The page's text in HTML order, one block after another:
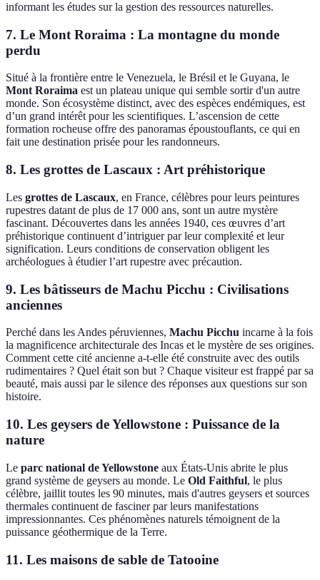
informant les études sur la gestion des ressources naturelles.
7. Le Mont Roraima : La montagne du monde
perdu
Situé à la frontière entre le Venezuela, le Brésil et le Guyana, le
Mont Roraima est un plateau unique qui semble sortir d'un autre
monde. Son écosystème distinct, avec des espèces endémiques, est
d’un grand intérêt pour les scientifiques. L’ascension de cette
formation rocheuse offre des panoramas époustouflants, ce qui en
fait une destination prisée pour les randonneurs.
8. Les grottes de Lascaux : Art préhistorique
Les grottes de Lascaux, en France, célèbres pour leurs peintures
rupestres datant de plus de 17 000 ans, sont un autre mystère
fascinant. Découvertes dans les années 1940, ces œuvres d’art
préhistorique continuent d’intriguer par leur complexité et leur
signification. Leurs conditions de conservation obligent les
archéologues à étudier l’art rupestre avec précaution.
9. Les bâtisseurs de Machu Picchu : Civilisations
anciennes
Perché dans les Andes péruviennes, Machu Picchu incarne à la fois
la magnificence architecturale des Incas et le mystère de ses origines.
Comment cette cité ancienne a-t-elle été construite avec des outils
rudimentaires ? Quel était son but ? Chaque visiteur est frappé par sa
beauté, mais aussi par le silence des réponses aux questions sur son
histoire.
10. Les geysers de Yellowstone : Puissance de la
nature
Le parc national de Yellowstone aux États-Unis abrite le plus
grand système de geysers au monde. Le Old Faithful, le plus
célèbre, jaillit toutes les 90 minutes, mais d'autres geysers et sources
thermales continuent de fasciner par leurs manifestations
impressionnantes. Ces phénomènes naturels témoignent de la
puissance géothermique de la Terre.
11. Les maisons de sable de Tatooine